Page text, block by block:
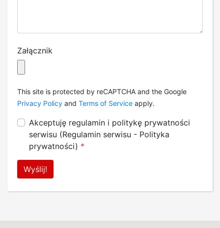
Załącznik
This site is protected by reCAPTCHA and the Google
Privacy Policy and Terms of Service apply.
Akceptuję regulamin i politykę prywatności
serwisu (Regulamin serwisu - Polityka
prywatności) *